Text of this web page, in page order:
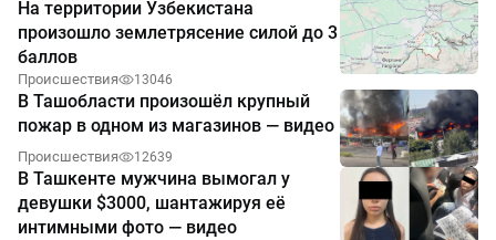
На территории Узбекистана
произошло землетрясение силой до 3
баллов
Происшествия 13046
В Ташобласти произошёл крупный
пожар в одном из магазинов — видео
Происшествия 12639
В Ташкенте мужчина вымогал у
девушки $3000, шантажируя её
интимными фото — видео